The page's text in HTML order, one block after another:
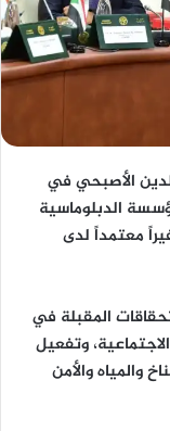
الأصبحي في
الدبلوماسية
معتمداً لدى
المقبلة في
وتفعيل
والمياه والأمن